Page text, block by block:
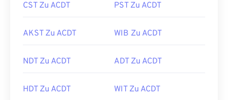
CST Zu ACDT PST Zu ACDT
AKST Zu ACDT WIB Zu ACDT
NDT Zu ACDT ADT Zu ACDT
HDT Zu ACDT WIT Zu ACDT